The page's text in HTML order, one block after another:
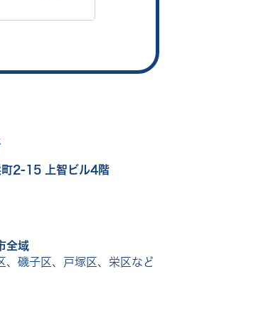
町2-15 上智ビル4階
全域
、磯子区、戸塚区、栄区など